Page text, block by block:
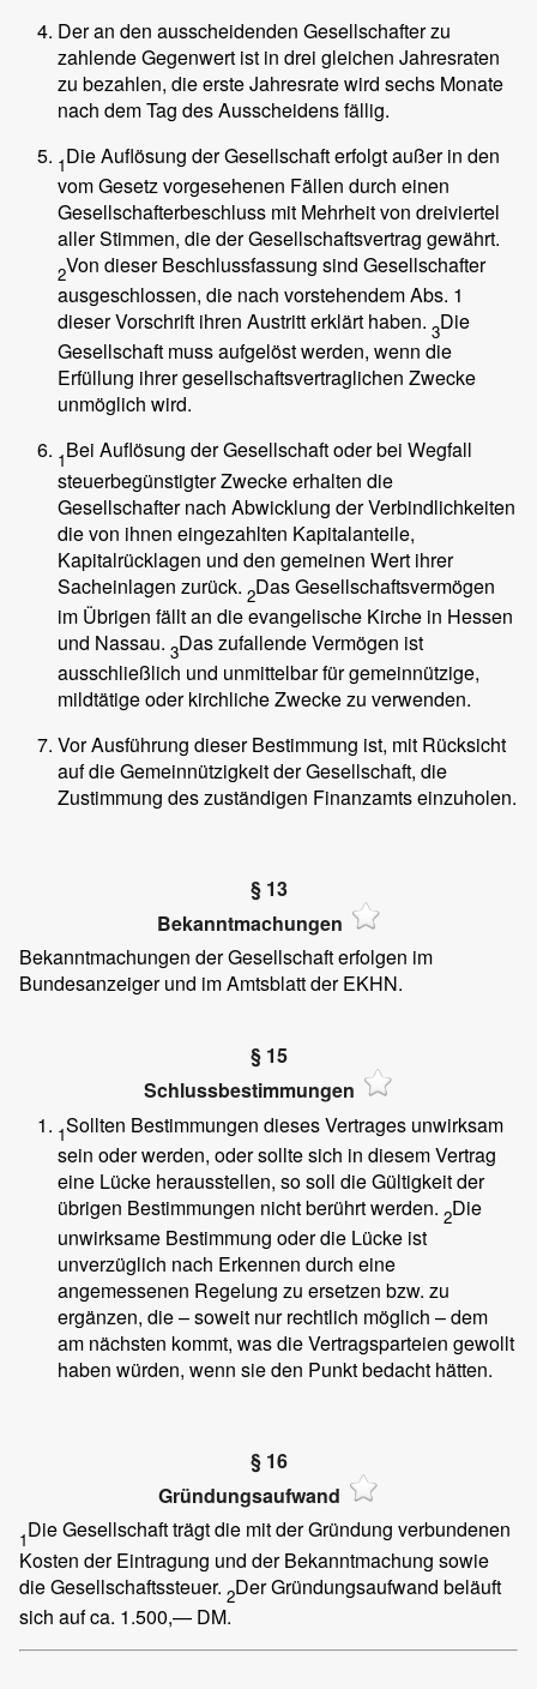
Der an den ausscheidenden Gesellschafter zu
zahlende Gegenwert ist in drei gleichen Jahresraten
zu bezahlen, die erste Jahresrate wird sechs Monate
nach dem Tag des Ausscheidens fällig.
1Die Auflösung der Gesellschaft erfolgt außer in den
vom Gesetz vorgesehenen Fällen durch einen
Gesellschafterbeschluss mit Mehrheit von dreiviertel
aller Stimmen, die der Gesellschaftsvertrag gewährt.
2Von dieser Beschlussfassung sind Gesellschafter
ausgeschlossen, die nach vorstehendem Abs. 1
dieser Vorschrift ihren Austritt erklärt haben. 3Die
Gesellschaft muss aufgelöst werden, wenn die
Erfüllung ihrer gesellschaftsvertraglichen Zwecke
unmöglich wird.
1Bei Auflösung der Gesellschaft oder bei Wegfall
steuerbegünstigter Zwecke erhalten die
Gesellschafter nach Abwicklung der Verbindlichkeiten
die von ihnen eingezahlten Kapitalanteile,
Kapitalrücklagen und den gemeinen Wert ihrer
Sacheinlagen zurück. 2Das Gesellschaftsvermögen
im Übrigen fällt an die evangelische Kirche in Hessen
und Nassau. 3Das zufallende Vermögen ist
ausschließlich und unmittelbar für gemeinnützige,
mildtätige oder kirchliche Zwecke zu verwenden.
Vor Ausführung dieser Bestimmung ist, mit Rücksicht
auf die Gemeinnützigkeit der Gesellschaft, die
Zustimmung des zuständigen Finanzamts einzuholen.
§ 13
Bekanntmachungen
Bekanntmachungen der Gesellschaft erfolgen im
Bundesanzeiger und im Amtsblatt der EKHN.
§ 15
Schlussbestimmungen
1Sollten Bestimmungen dieses Vertrages unwirksam
sein oder werden, oder sollte sich in diesem Vertrag
eine Lücke herausstellen, so soll die Gültigkeit der
übrigen Bestimmungen nicht berührt werden. 2Die
unwirksame Bestimmung oder die Lücke ist
unverzüglich nach Erkennen durch eine
angemessenen Regelung zu ersetzen bzw. zu
ergänzen, die – soweit nur rechtlich möglich – dem
am nächsten kommt, was die Vertragsparteien gewollt
haben würden, wenn sie den Punkt bedacht hätten.
§ 16
Gründungsaufwand
1Die Gesellschaft trägt die mit der Gründung verbundenen
Kosten der Eintragung und der Bekanntmachung sowie
die Gesellschaftssteuer. 2Der Gründungsaufwand beläuft
sich auf ca. 1.500,— DM.